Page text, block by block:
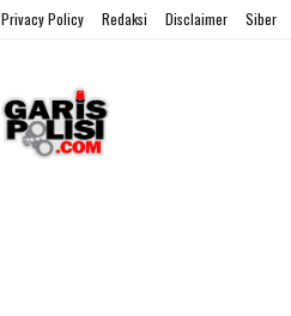
Privacy Policy Redaksi Disclaimer Siber